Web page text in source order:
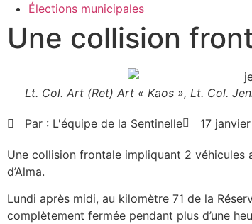
Élections municipales
Une collision
Lt. Col. Art (Ret) Art « Kaos », Lt. Col.
Par : L'équipe de la Sentinelle 17
Une collision frontale impliquant 2 véhicules
d’Alma.
Lundi après midi, au kilomètre 71 de la
complètement fermée pendant plus d’une